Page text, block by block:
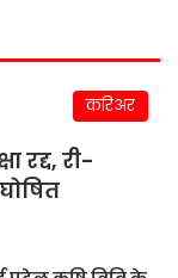
करिअर
रद्द, री-